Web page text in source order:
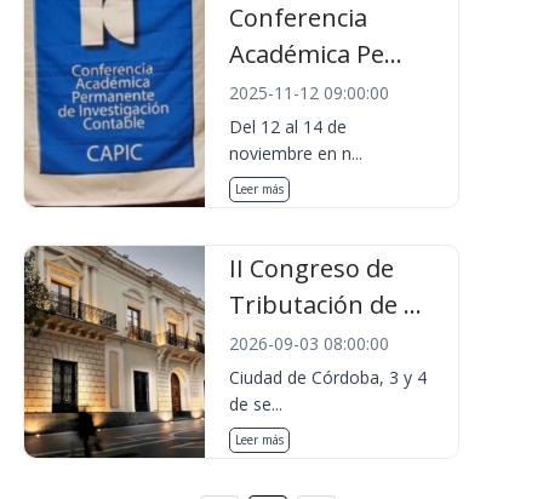
Conferencia
Académica Pe...
2025-11-12 09:00:00
Del 12 al 14 de
noviembre en n...
Leer más
II Congreso de
Tributación de ...
2026-09-03 08:00:00
Ciudad de Córdoba, 3 y 4
de se...
Leer más